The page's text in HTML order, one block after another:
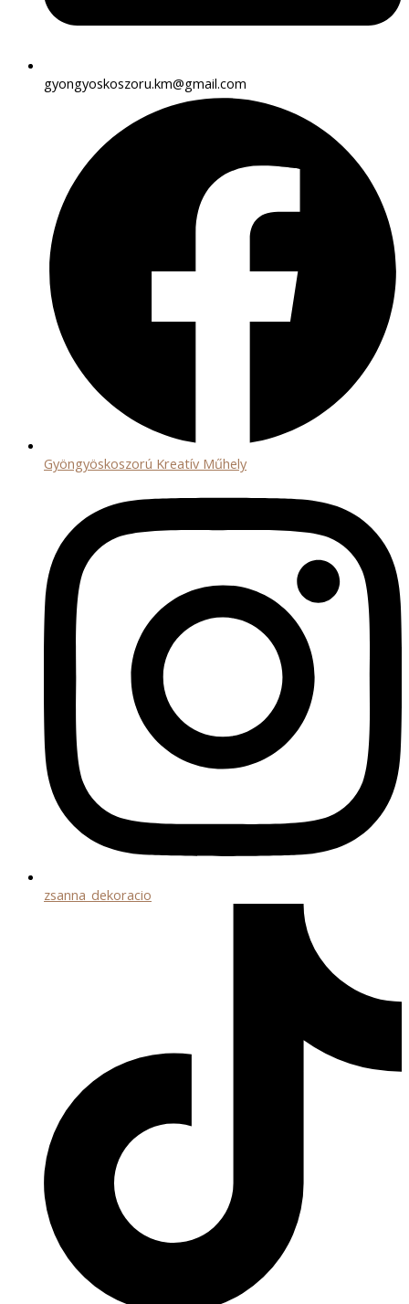
gyongyoskoszoru.km@gmail.com
Gyöngyöskoszorú Kreatív Műhely
zsanna_dekoracio